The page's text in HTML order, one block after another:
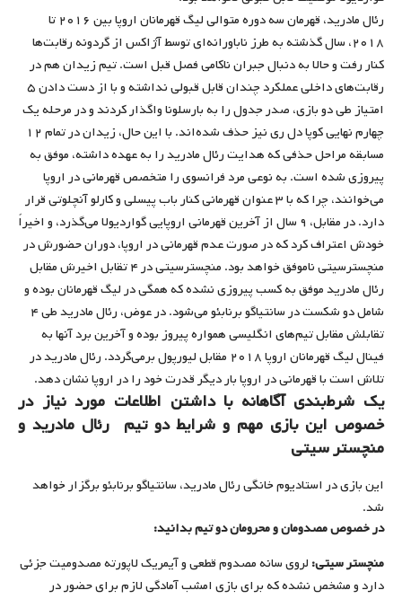
رئال مادرید، قهرمان سه دوره متوالی لیگ قهرمانان اروپا بین ۲۰۱۶ تا
۲۰۱۸، سال گذشته به طرز ناباورانه‌ای توسط آژاکس از گردونه رقابت‌ها
کنار رفت و حالا به دنبال جبران ناکامی فصل قبل است. تیم زیدان هم در
رقابت‌های داخلی عملکرد چندان قابل قبولی نداشته و با از دست دادن ۵
امتیاز طی دو بازی، صدر جدول را به بارسلونا واگذار کردند و در مرحله یک
چهارم نهایی کوپا دل ری نیز حذف شده‌اند. با این حال، زیدان در تمام ۱۲
مسابقه مراحل حذفی که هدایت رئال مادرید را به عهده داشته، موفق به
پیروزی شده است. به نوعی مرد فرانسوی را متخصص قهرمانی در اروپا
می‌خوانند، چرا که با ۳ عنوان قهرمانی کنار باب پیسلی و کارلو آنچلوتی قرار
دارد. در مقابل، ۹ سال از آخرین قهرمانی اروپایی گواردیولا می‌گذرد، و اخیراً
خودش اعتراف کرد که در صورت عدم قهرمانی در اروپا، دوران حضورش در
منچسترسیتی ناموفق خواهد بود. منچسترسیتی در ۴ تقابل اخیرش مقابل
رئال مادرید موفق به کسب پیروزی نشده که همگی در لیگ قهرمانان بوده و
شامل دو شکست در سانتیاگو برنابئو می‌شود. در عوض، رئال مادرید طی ۴
تقابلش مقابل تیم‌های انگلیسی همواره پیروز بوده و آخرین برد آنها به
فینال لیگ قهرمانان اروپا ۲۰۱۸ مقابل لیورپول برمی‌گردد. رئال مادرید در
تلاش است با قهرمانی در اروپا بار دیگر قدرت خود را در اروپا نشان دهد.
یک شرط‌بندی آگاهانه با داشتن اطلاعات مورد نیاز در
خصوص این بازی مهم و شرایط دو تیم رئال مادرید و
منچستر سیتی
این بازی در استادیوم خانگی رئال مادرید، سانتیاگو برنابئو برگزار خواهد
شد.
در خصوص مصدومان و محرومان دو تیم بدانید:
منچستر سیتی: لروی سانه مصدوم قطعی و آیمریک لاپورته مصدومیت جزئی
دارد و مشخص نشده که برای بازی امشب آمادگی لازم برای حضور در